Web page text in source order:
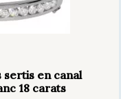
sertis en canal
18 carats